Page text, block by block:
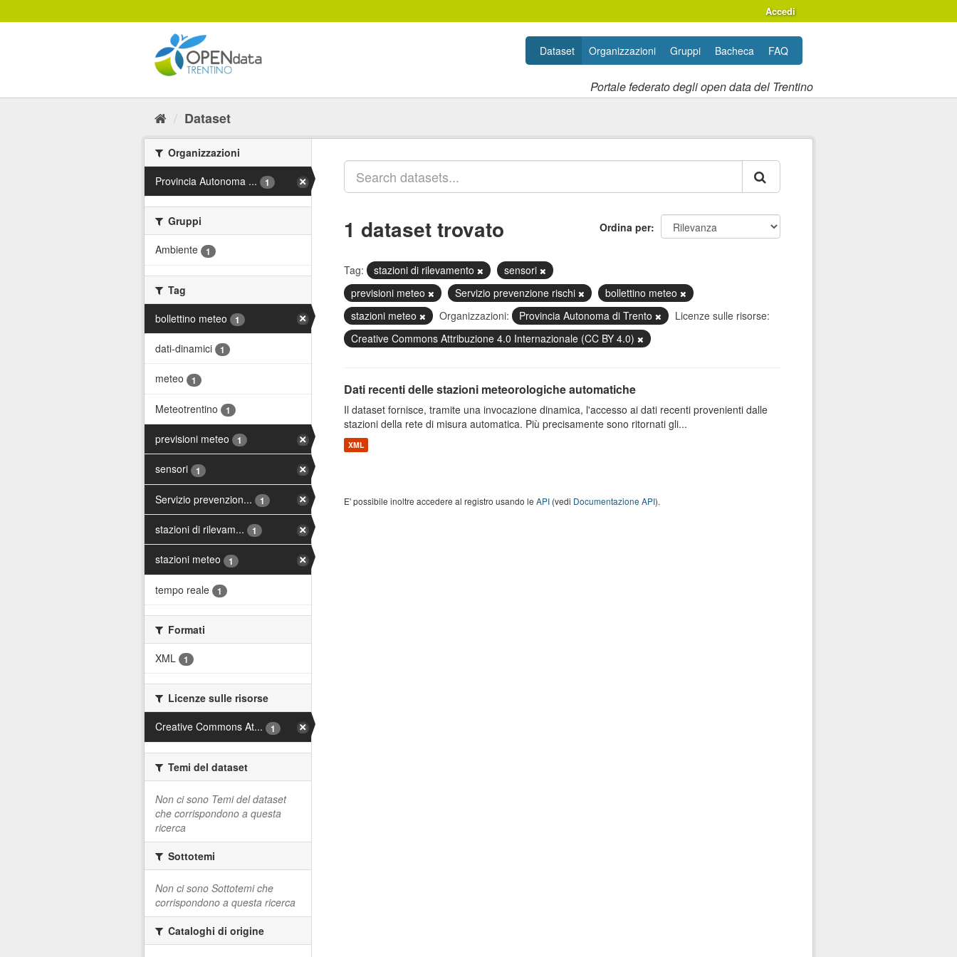
al
Accedi
Portale federato degli open data del Trentino
Dataset Organizzazioni Gruppi Bacheca FAQ
Dataset
Organizzazioni
Provincia Autonoma ...
1
Gruppi
Ambiente
1
Tag
bollettino meteo
1
dati-dinamici 1
meteo 1
Meteotrentino 1
previsioni meteo 1
sensori 1
Servizio prevenzion... 1
stazioni di rilevam... 1
stazioni meteo 1
tempo reale 1
Formati
XML
1
Licenze sulle risorse
Creative Commons At...
1
Temi del dataset
Non ci sono Temi del dataset
che corrispondono a questa
ricerca
Sottotemi
Non ci sono Sottotemi che
corrispondono a questa ricerca
Cataloghi di origine
Ordina per
1 dataset trovato
Tag: stazioni di rilevamento
sensori
previsioni meteo
Servizio prevenzione rischi
bollettino meteo
stazioni meteo
Organizzazioni: Provincia Autonoma di Trento
Licenze sulle risorse:
Creative Commons Attribuzione 4.0 Internazionale (CC BY 4.0)
Dati recenti delle stazioni meteorologiche automatiche
Il dataset fornisce, tramite una invocazione dinamica, l'accesso ai dati recenti provenienti dalle
stazioni della rete di misura automatica. Più precisamente sono ritornati gli...
XML
E' possibile inoltre accedere al registro usando le API(vedi Documentazione API).